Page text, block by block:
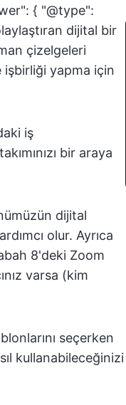
{ "@type":
dijital bir
çizelgeleri
yapma için
iş
bir araya
dijital
olur. Ayrıca
8'deki Zoom
varsa (kim
seçerken
kullanabileceğinizi